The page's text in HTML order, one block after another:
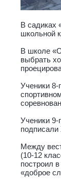
В садиках
школьной
В школе
выбрать
Ученики 8-
Ученики
подписали
Между
(10-12
построил
«доброе